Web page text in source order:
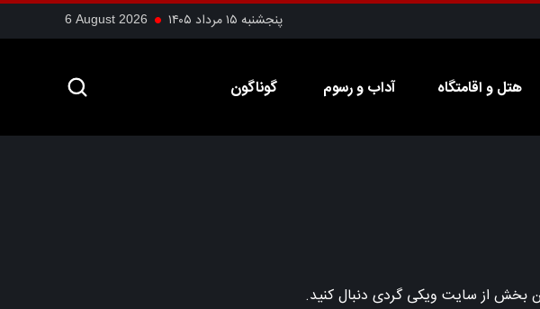
پنجشنبه ۱۵ مرداد ۱۴۰۵ 6 August 2026
هتل و اقامتگاه آداب و رسوم گوناگون